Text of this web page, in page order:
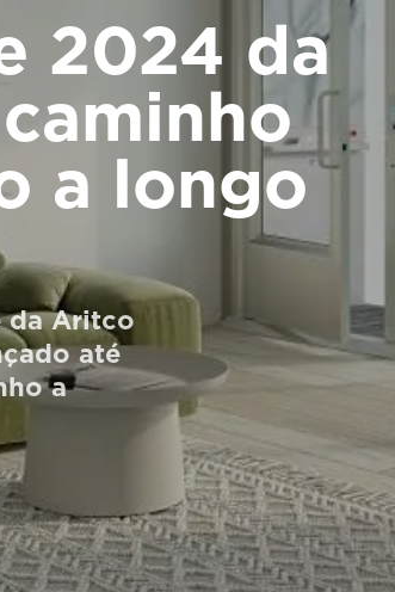
2024 da
a longo
da Aritco
até
a